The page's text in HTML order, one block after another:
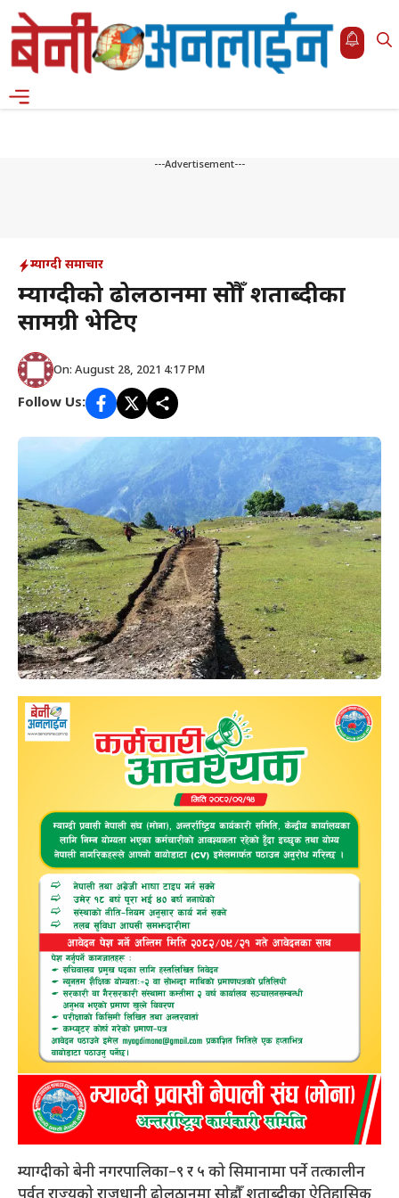
Skip
to
content
---Advertisement---
म्याग्दी समाचार
म्याग्दीको ढोलठानमा सोह्रौँ शताब्दीका
सामग्री भेटिए
On: August 28, 2021 4:17 PM
Follow Us:
म्याग्दीको बेनी नगरपालिका–९ र ५ को सिमानामा पर्ने तत्कालीन